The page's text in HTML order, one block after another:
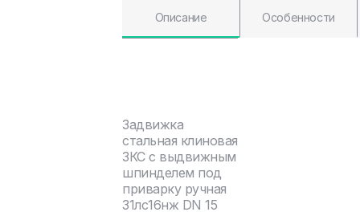
Описание Особенности
Задвижка
стальная клиновая
ЗКС с выдвижным
шпинделем под
приварку ручная
31лс16нж DN 15